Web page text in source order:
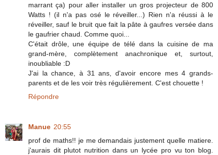
marrant ça) pour aller installer un gros projecteur de 800
Watts ! (il n'a pas osé le réveiller...) Rien n'a réussi à le
réveiller, sauf le bruit que fait la pâte à gaufres versée dans
le gaufrier chaud. Comme quoi...
C'était drôle, une équipe de télé dans la cuisine de ma
grand-mère, complètement anachronique et, surtout,
inoubliable :D
J'ai la chance, à 31 ans, d'avoir encore mes 4 grands-
parents et de les voir très régulièrement. C'est chouette !
Répondre
Manue 20:55
prof de maths!! je me demandais justement quelle matiere.
j'aurais dit plutot nutrition dans un lycée pro vu ton blog.